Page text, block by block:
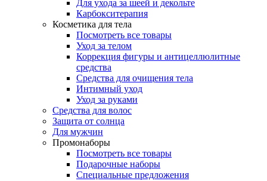
Для ухода за шеей и декольте
Карбокситерапия
Косметика для тела
Посмотреть все товары
Уход за телом
Коррекция фигуры и антицеллюлитные
средства
Средства для очищения тела
Интимный уход
Уход за руками
Средства для волос
Защита от солнца
Для мужчин
Промонаборы
Посмотреть все товары
Подарочные наборы
Специальные предложения